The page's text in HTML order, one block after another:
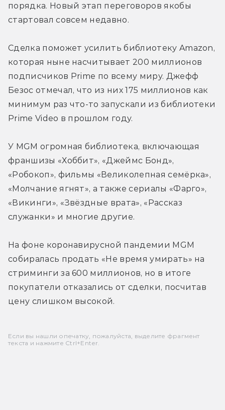
порядка. Новый этап переговоров якобы
стартовал совсем недавно.
Сделка поможет усилить библиотеку Amazon,
которая ныне насчитывает 200 миллионов
подписчиков Prime по всему миру. Джефф
Безос отмечал, что из них 175 миллионов как
минимум раз что-то запускали из библиотеки
Prime Video в прошлом году.
У MGM огромная библиотека, включающая
франшизы «Хоббит», «Джеймс Бонд»,
«Робокоп», фильмы «Великолепная семёрка»,
«Молчание ягнят», а также сериалы «Фарго»,
«Викинги», «Звёздные врата», «Рассказ
служанки» и многие другие.
На фоне коронавирусной пандемии MGM
собиралась продать «Не время умирать» на
стриминги за 600 миллионов, но в итоге
покупатели отказались от сделки, посчитав
цену слишком высокой.
Если вы нашли опечатку, пожалуйста, выделите фрагмент
текста и нажмите Ctrl+Enter.